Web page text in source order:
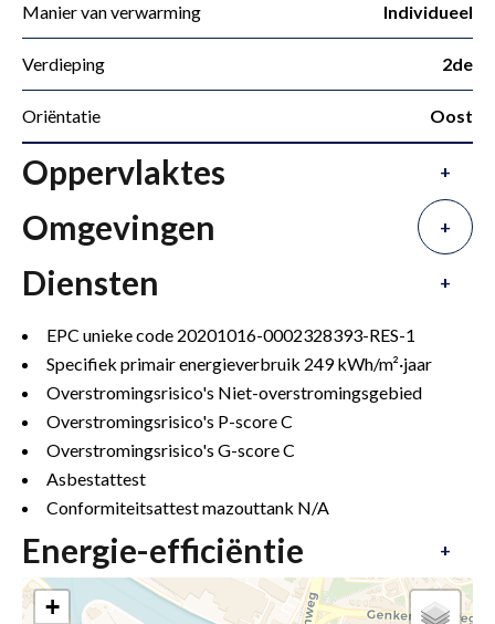
Manier van verwarming Individueel
Verdieping 2de
Oriëntatie Oost
Oppervlaktes +
Omgevingen +
Diensten +
EPC unieke code 20201016-0002328393-RES-1
Specifiek primair energieverbruik 249 kWh/m²·jaar
Overstromingsrisico's Niet-overstromingsgebied
Overstromingsrisico's P-scoreC
Overstromingsrisico's G-scoreC
Asbestattest
Conformiteitsattest mazouttank N/A
Energie-efficiëntie +
+